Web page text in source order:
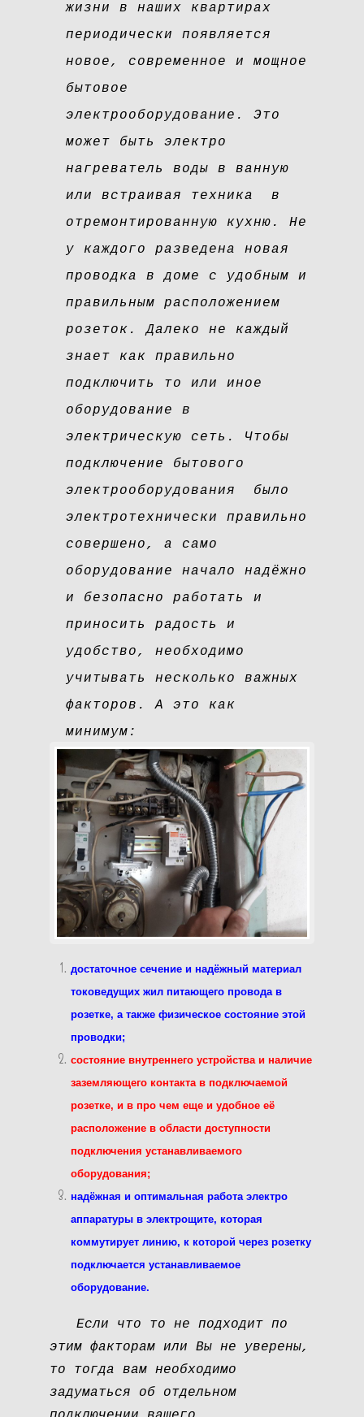
жизни в наших квартирах
периодически появляется
новое, современное и мощное
бытовое
электрооборудование. Это
может быть электро
нагреватель воды в ванную
или встраивая техника в
отремонтированную кухню. Не
у каждого разведена новая
проводка в доме с удобным и
правильным расположением
розеток. Далеко не каждый
знает как правильно
подключить то или иное
оборудование в
электрическую сеть. Чтобы
подключение бытового
электрооборудования было
электротехнически правильно
совершено, а само
оборудование начало надёжно
и безопасно работать и
приносить радость и
удобство, необходимо
учитывать несколько важных
факторов. А это как
минимум:
достаточное сечение и надёжный материал
токоведущих жил питающего провода в
розетке, а также физическое состояние этой
проводки;
состояние внутреннего устройства и наличие
заземляющего контакта в подключаемой
розетке, и в про чем еще и удобное её
расположение в области доступности
подключения устанавливаемого
оборудования;
надёжная и оптимальная работа электро
аппаратуры в электрощите, которая
коммутирует линию, к которой через розетку
подключается устанавливаемое
оборудование.
Если что то не подходит по
этим факторам или Вы не уверены,
то тогда вам необходимо
задуматься об отдельном